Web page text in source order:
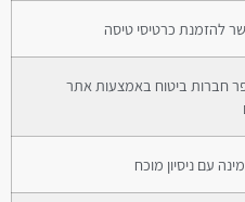
להזמנת כרטיסי טיסה
חברות ביטוח באמצעות אתר
עם ניסיון מוכח